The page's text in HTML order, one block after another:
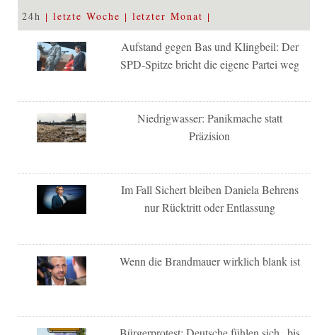
24h letzte Woche letzter Monat
Aufstand gegen Bas und Klingbeil: Der
SPD-Spitze bricht die eigene Partei weg
Niedrigwasser: Panikmache statt
Präzision
Im Fall Sichert bleiben Daniela Behrens
nur Rücktritt oder Entlassung
Wenn die Brandmauer wirklich blank ist